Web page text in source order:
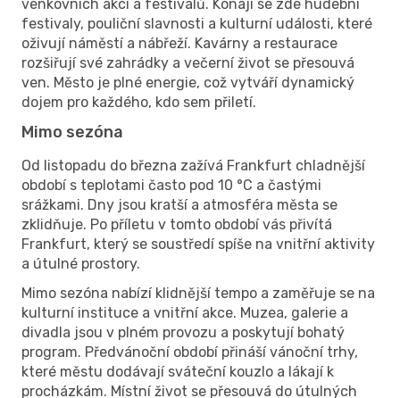
venkovních akcí a festivalů. Konají se zde hudební
festivaly, pouliční slavnosti a kulturní události, které
oživují náměstí a nábřeží. Kavárny a restaurace
rozšiřují své zahrádky a večerní život se přesouvá
ven. Město je plné energie, což vytváří dynamický
dojem pro každého, kdo sem přiletí.
Mimo sezóna
Od listopadu do března zažívá Frankfurt chladnější
období s teplotami často pod 10 °C a častými
srážkami. Dny jsou kratší a atmosféra města se
zklidňuje. Po příletu v tomto období vás přivítá
Frankfurt, který se soustředí spíše na vnitřní aktivity
a útulné prostory.
Mimo sezóna nabízí klidnější tempo a zaměřuje se na
kulturní instituce a vnitřní akce. Muzea, galerie a
divadla jsou v plném provozu a poskytují bohatý
program. Předvánoční období přináší vánoční trhy,
které městu dodávají sváteční kouzlo a lákají k
procházkám. Místní život se přesouvá do útulných